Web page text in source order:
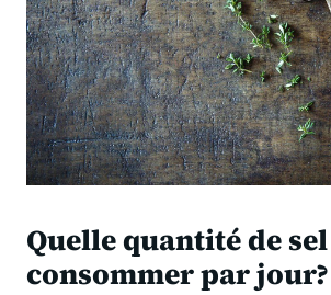
Quelle quantité de sel
consommer par jour?